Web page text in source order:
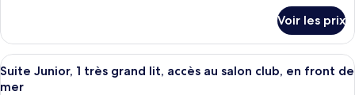
accès
au
salon
le
type
de
chambre
Voir les prix
Afficher
toutes
Un balcon avec une table préparée
6
Suite Junior, 1 très grand lit, accès au salon club, en front de
mer